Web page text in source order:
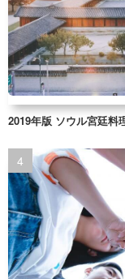
2019年版 ソウル宮廷料